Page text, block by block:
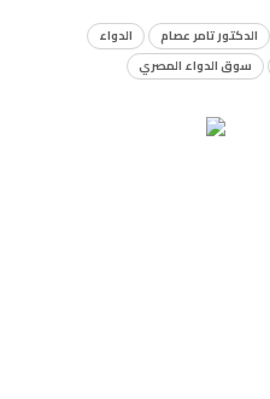
الدكتور تامر عصام
الدواء
سوق الدواء المصري